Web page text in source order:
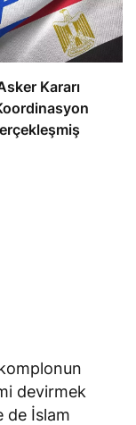
Asker Kararı
devirmek
de İslam